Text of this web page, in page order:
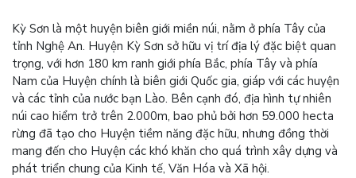
Kỳ Sơn là một huyện biên giới miền núi, nằm ở phía Tây của
tỉnh Nghệ An. Huyện Kỳ Sơn sở hữu vị trí địa lý đặc biệt quan
trọng, với hơn 180 km ranh giới phía Bắc, phía Tây và phía
Nam của Huyện chính là biên giới Quốc gia, giáp với các huyện
và các tỉnh của nước bạn Lào. Bên cạnh đó, địa hình tự nhiên
núi cao hiểm trở trên 2.000m, bao phủ bởi hơn 59.000 hecta
rừng đã tạo cho Huyện tiềm năng đặc hữu, nhưng đồng thời
mang đến cho Huyện các khó khăn cho quá trình xây dựng và
phát triển chung của Kinh tế, Văn Hóa và Xã hội.